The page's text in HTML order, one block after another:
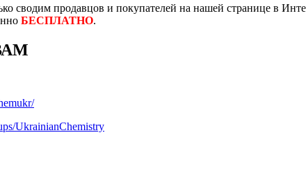
продавцов и покупателей на нашей странице в
БЕСПЛАТНО.
UkrainianChemistry